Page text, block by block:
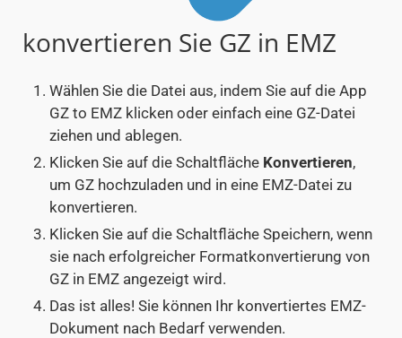
konvertieren Sie GZ in EMZ
Wählen Sie die Datei aus, indem Sie auf die App
GZ to EMZ klicken oder einfach eine GZ-Datei
ziehen und ablegen.
Klicken Sie auf die Schaltfläche Konvertieren,
um GZ hochzuladen und in eine EMZ-Datei zu
konvertieren.
Klicken Sie auf die Schaltfläche Speichern, wenn
sie nach erfolgreicher Formatkonvertierung von
GZ in EMZ angezeigt wird.
Das ist alles! Sie können Ihr konvertiertes EMZ-
Dokument nach Bedarf verwenden.